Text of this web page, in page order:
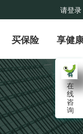
请登录
买保险 享健
在
线
咨
询